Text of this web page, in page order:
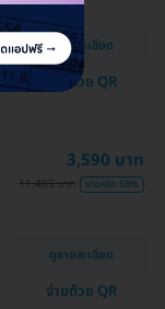
ดูรายละเอียด
จ่ายด้วย QR
3,590 บาท
11,485 บาท ประหยัด 68%
ดูรายละเอียด
จ่ายด้วย QR